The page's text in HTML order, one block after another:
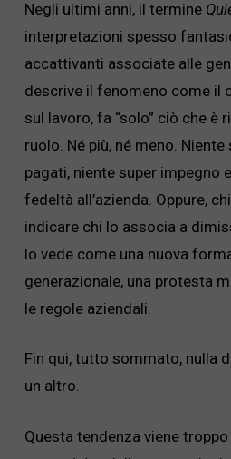
Negli ultimi anni, il termine
interpretazioni spesso
accattivanti associate alle
descrive il fenomeno come il
sul lavoro, fa “solo” ciò che è
ruolo. Né più, né meno.
pagati, niente super impegno
fedeltà all’azienda. Oppure,
indicare chi lo associa a
lo vede come una nuova
generazionale, una protesta
le regole aziendali.
Fin qui, tutto sommato, nulla
un altro.
Questa tendenza viene